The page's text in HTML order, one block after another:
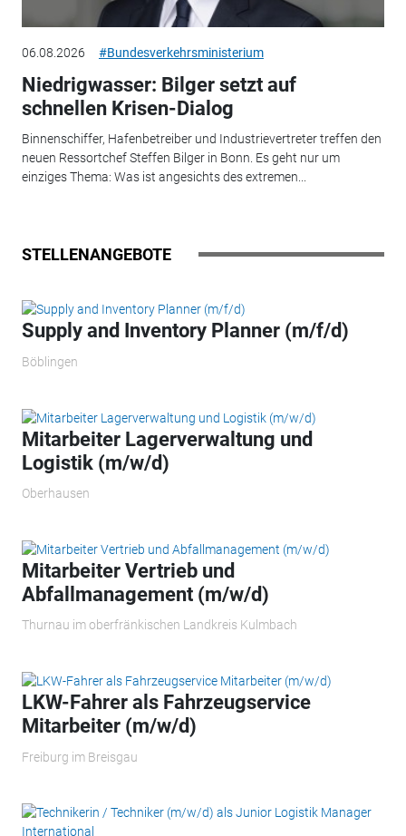
06.08.2026 #Bundesverkehrsministerium
Niedrigwasser: Bilger setzt auf
schnellen Krisen-Dialog
Binnenschiffer, Hafenbetreiber und Industrievertreter treffen den
neuen Ressortchef Steffen Bilger in Bonn. Es geht nur um
einziges Thema: Was ist angesichts des extremen...
STELLENANGEBOTE
Supply and Inventory Planner (m/f/d)
Böblingen
Mitarbeiter Lagerverwaltung und
Logistik (m/w/d)
Oberhausen
Mitarbeiter Vertrieb und
Abfallmanagement (m/w/d)
Thurnau im oberfränkischen Landkreis Kulmbach
LKW-Fahrer als Fahrzeugservice
Mitarbeiter (m/w/d)
Freiburg im Breisgau